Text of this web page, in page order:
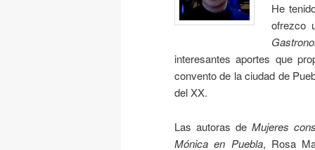
He
ofrezco
interesantes aportes que
convento de la ciudad de
del XX.
Las autoras deMujeres
Mónica en Puebla, Rosa